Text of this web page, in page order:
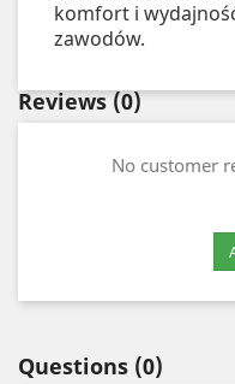
komfort i
zawodów.
Reviews(0)
No customer
Questions (0)